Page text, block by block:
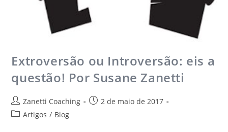
Extroversão ou Introversão: eis a
questão! Por Susane Zanetti
Zanetti Coaching
2 de maio de 2017
Artigos / Blog